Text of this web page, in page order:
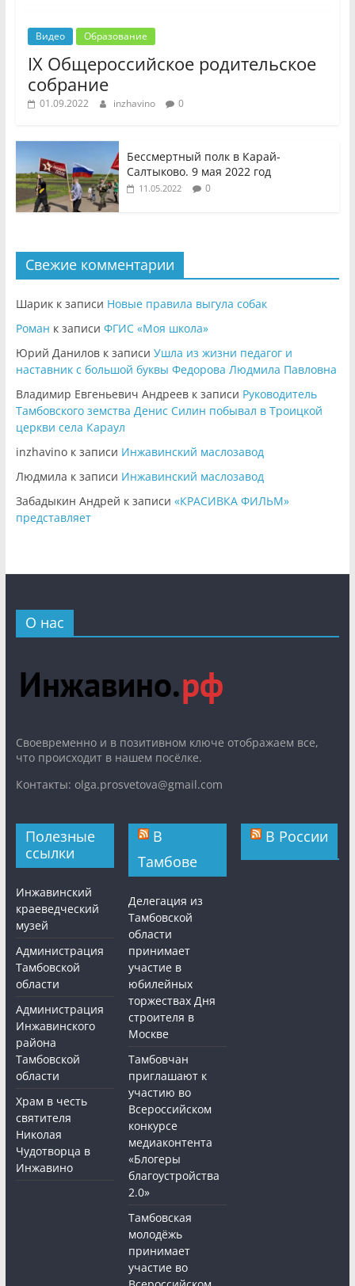
Видео Образование
IX Общероссийское родительское
собрание
01.09.2022 inzhavino 0
Бессмертный полк в Карай-
Салтыково. 9 мая 2022 год
11.05.2022 0
Свежие комментарии
Шарикк записи Новые правила выгула собак
Роман к записи ФГИС «Моя школа»
Юрий Даниловк записи Ушла из жизни педагог и
наставник с большой буквы Федорова Людмила Павловна
Владимир Евгеньевич Андреевк записи Руководитель
Тамбовского земства Денис Силин побывал в Троицкой
церкви села Караул
inzhavinoк записи Инжавинский маслозавод
Людмила к записи Инжавинский маслозавод
Забадыкин Андрей к записи «КРАСИВКА ФИЛЬМ»
представляет
О нас
Cвоевременно и в позитивном ключе отображаем все,
что происходит в нашем посёлке.
Контакты: olga.prosvetova@gmail.com
Полезные
ссылки
Инжавинский
краеведческий
музей
Администрация
Тамбовской
области
Администрация
Инжавинского
района
Тамбовской
области
Храм в честь
святителя
Николая
Чудотворца в
Инжавино
В
Тамбове
Делегация из
Тамбовской
области
принимает
участие в
юбилейных
торжествах Дня
строителя в
Москве
Тамбовчан
приглашают к
участию во
Всероссийском
конкурсе
медиаконтента
«Блогеры
благоустройства
2.0»
Тамбовская
молодёжь
принимает
участие во
В России